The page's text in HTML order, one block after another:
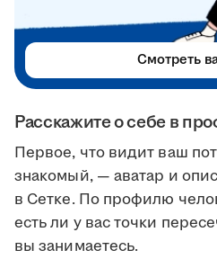
Расскажите о себе в
Первое, что видит ваш
знакомый, — аватар и
в Сетке. По профилю
есть ли у вас точки
вы занимаетесь.
Смотреть